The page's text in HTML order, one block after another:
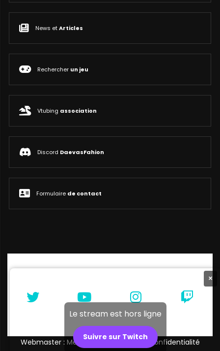
News etArticles
Rechercher un jeu
Vtubing association
Discord DaevasFahion
Formulaire de contact
×
Le stream est hors ligne
Suivre sur Twitch
Webmaster : Melibellule | Politique de confidentialité